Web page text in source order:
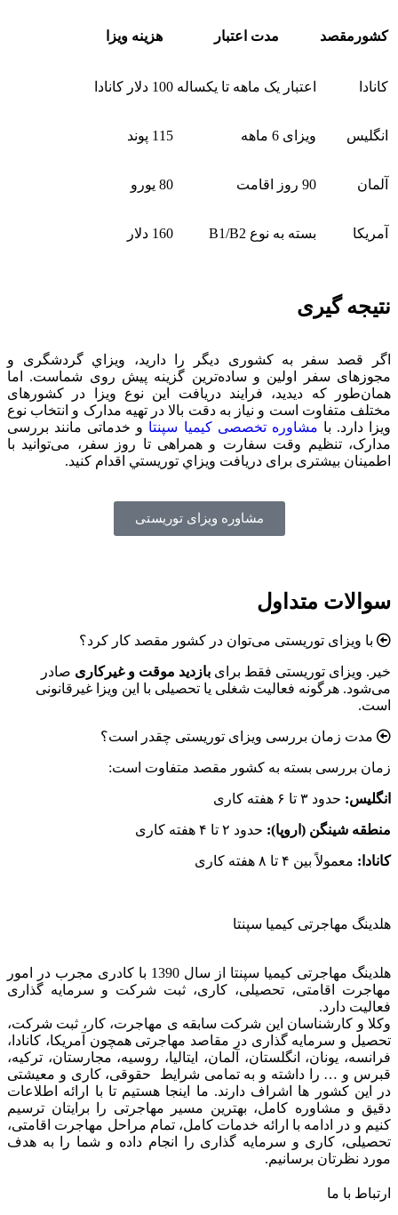
کشورمقصد مدت اعتبار هزینه ویزا
کانادا اعتبار یک ماهه تا یکساله 100 دلار کانادا
انگلیس ویزای 6 ماهه 115 پوند
آلمان 90 روز اقامت 80 یورو
آمریکا بسته به نوع B1/B2 160 دلار
نتیجه گیری
اگر قصد سفر به کشوری دیگر را دارید، ويزاي گردشگری و
مجوزهای سفر اولین و ساده‌ترین گزینه پیش روی شماست. اما
همان‌طور که دیدید، فرایند دریافت این نوع ویزا در کشورهای
مختلف متفاوت است و نیاز به دقت بالا در تهیه مدارک و انتخاب نوع
ویزا دارد. با مشاوره تخصصی کیمیا سپنتا و خدماتی مانند بررسی
مدارک، تنظیم وقت سفارت و همراهی تا روز سفر، می‌توانید با
اطمینان بیشتری برای دریافت ويزاي توريستي اقدام کنید.
مشاوره ویزای توریستی
سوالات متداول
با ویزای توریستی می‌توان در کشور مقصد کار کرد؟
خیر. ویزای توریستی فقط برای بازدید موقت و غیرکاری صادر
می‌شود. هرگونه فعالیت شغلی یا تحصیلی با این ویزا غیرقانونی
است.
مدت زمان بررسی ویزای توریستی چقدر است؟
زمان بررسی بسته به کشور مقصد متفاوت است:
انگلیس: حدود ۳ تا ۶ هفته کاری
منطقه شینگن (اروپا): حدود ۲ تا ۴ هفته کاری
کانادا: معمولاً بین ۴ تا ۸ هفته کاری
هلدینگ مهاجرتی کیمیا سپنتا
هلدینگ مهاجرتی کیمیا سپنتا از سال 1390 با کادری مجرب در امور
مهاجرت اقامتی، تحصیلی، کاری، ثبت شرکت و سرمایه گذاری
فعالیت دارد.
وکلا و کارشناسان این شرکت سابقه ی مهاجرت، کار، ثبت شرکت،
تحصیل و سرمایه گذاری در مقاصد مهاجرتی همچون آمریکا، کانادا،
فرانسه، یونان، انگلستان، آلمان، ایتالیا، روسیه، مجارستان، ترکیه،
قبرس و … را داشته و به تمامی شرایط حقوقی، کاری و معیشتی
در این کشور ها اشراف دارند. ما اینجا هستیم تا با ارائه اطلاعات
دقیق و مشاوره کامل، بهترین مسیر مهاجرتی را برایتان ترسیم
کنیم و در ادامه با ارائه خدمات کامل، تمام مراحل مهاجرت اقامتی،
تحصیلی، کاری و سرمایه گذاری را انجام داده و شما را به هدف
مورد نظرتان برسانیم.
ارتباط با ما